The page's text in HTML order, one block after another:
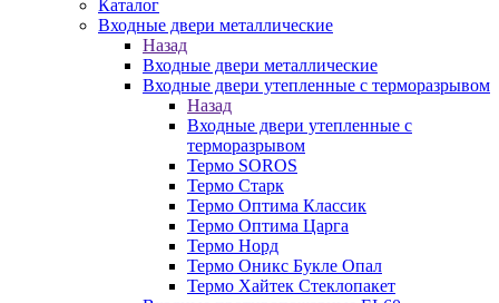
Каталог
Входные двери металлические
Назад
Входные двери металлические
Входные двери утепленные с терморазрывом
Назад
Входные двери утепленные с
терморазрывом
Термо SOROS
Термо Старк
Термо Оптима Классик
Термо Оптима Царга
Термо Норд
Термо Оникс Букле Опал
Термо Хайтек Стеклопакет